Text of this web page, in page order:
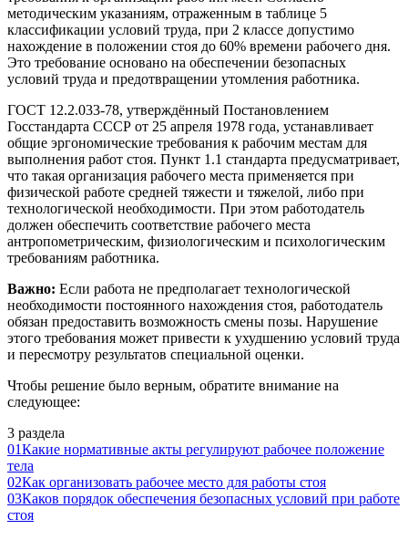
методическим указаниям, отраженным в таблице 5
классификации условий труда, при 2 классе допустимо
нахождение в положении стоя до 60% времени рабочего дня.
Это требование основано на обеспечении безопасных
условий труда и предотвращении утомления работника.
ГОСТ 12.2.033-78, утверждённый Постановлением
Госстандарта СССР от 25 апреля 1978 года, устанавливает
общие эргономические требования к рабочим местам для
выполнения работ стоя. Пункт 1.1 стандарта предусматривает,
что такая организация рабочего места применяется при
физической работе средней тяжести и тяжелой, либо при
технологической необходимости. При этом работодатель
должен обеспечить соответствие рабочего места
антропометрическим, физиологическим и психологическим
требованиям работника.
Важно: Если работа не предполагает технологической
необходимости постоянного нахождения стоя, работодатель
обязан предоставить возможность смены позы. Нарушение
этого требования может привести к ухудшению условий труда
и пересмотру результатов специальной оценки.
Чтобы решение было верным, обратите внимание на
следующее:
3 раздела
01Какие нормативные акты регулируют рабочее положение
тела
02Как организовать рабочее место для работы стоя
03Каков порядок обеспечения безопасных условий при работе
стоя